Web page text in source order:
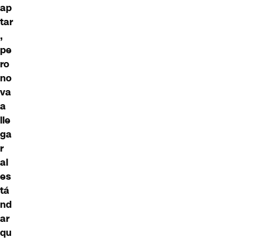
ap
tar
,
pe
ro
no
va
a
lle
ga
r
al
es
tá
nd
ar
qu